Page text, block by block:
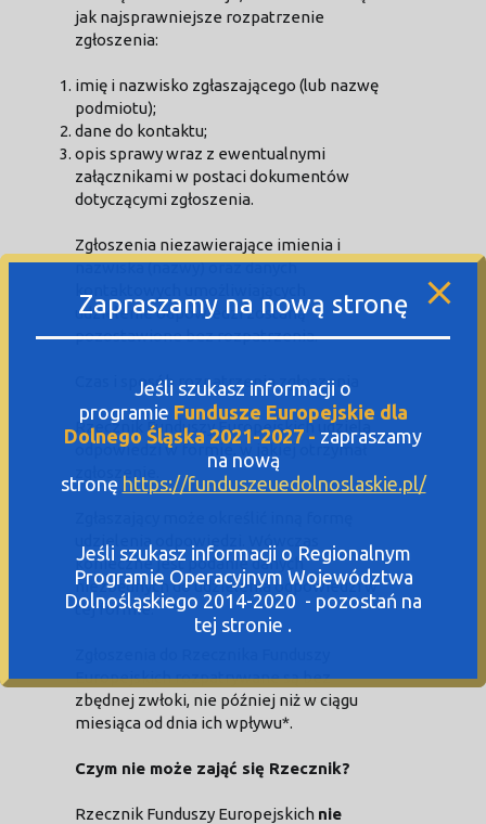
jak najsprawniejsze rozpatrzenie
zgłoszenia:
imię i nazwisko zgłaszającego (lub nazwę
podmiotu);
dane do kontaktu;
opis sprawy wraz z ewentualnymi
załącznikami w postaci dokumentów
dotyczącymi zgłoszenia.
Zgłoszenia niezawierające imienia i
nazwiska (nazwy) oraz danych
udzielenie odpowiedzi zostaną
pozostawione bez rozpatrzenia.
Czas i sposób rozpatrzenia zgłoszenia
Rzecznik Funduszy Europejskich udziela
odpowiedzi w formie, w jakiej otrzymał
zgłoszenie.
udzielenia odpowiedzi. Wówczas
konieczne jest podanie danych
niezbędnych do udzielenia odpowiedzi w
tej formie.
Europejskich rozpatrywane są bez
zbędnej zwłoki, nie później niż w ciągu
miesiąca od dnia ich wpływu*.
Czym nie może zająć się Rzecznik?
Rzecznik Funduszy Europejskich nie
Zapraszamy na nową stronę
Jeśli szukasz informacji o
programie Fundusze Europejskie dla
Dolnego Śląska 2021-2027 - zapraszamy
na nową
stronę https://funduszeuedolnoslaskie.pl/
Jeśli szukasz informacji o Regionalnym
Programie Operacyjnym Województwa
Dolnośląskiego 2014-2020 - pozostań na
tej stronie .